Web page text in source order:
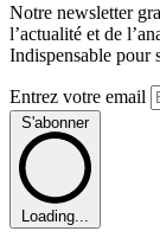
Notre newsletter
l’actualité et de
Indispensable pour
Entrez votre email
S'abonner
Loading...